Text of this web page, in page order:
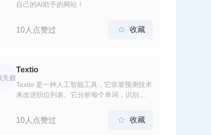
自己的AI助手的网站！
10人点赞过  收藏
失败
Textio
Textio 是一种人工智能工具，它依靠预测技术
来改进职位列表。它分析每个单词，识别
对文档进行评分。同时，该工具通过在职位描
述中检测性别偏见来帮助消除招聘过程中的性
10人点赞过  收藏